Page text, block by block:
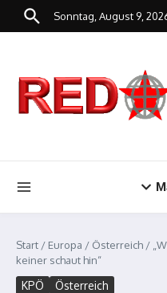
Zum Inhalt springen
Sonntag, August 9,
Start / Europa / Österreich /
keiner schaut hin“
KPÖ Österreich